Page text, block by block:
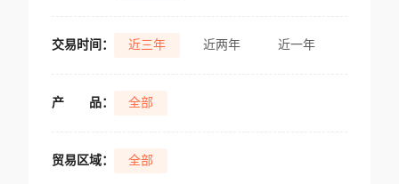
交易时间： 近三年 近两年 近一年
产 品： 全部
贸易区域： 全部